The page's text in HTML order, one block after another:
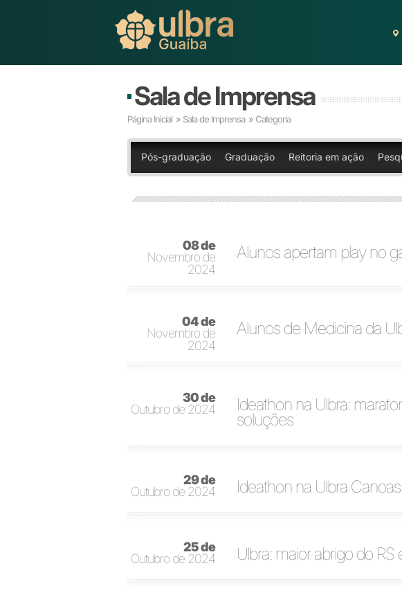
Sala de Imprensa
Página Inicial » Sala de Imprensa » Categoria
Pós-graduação Graduação Reitoria em ação
08 de
Novembro de
2024
Alunos apertam play no
04 de
Novembro de
2024
Alunos de Medicina da
30 de
Outubro de 2024
Ideathon na Ulbra:
soluções
29 de
Outubro de 2024
Ideathon na Ulbra
25 de
Outubro de 2024
Ulbra: maior abrigo do